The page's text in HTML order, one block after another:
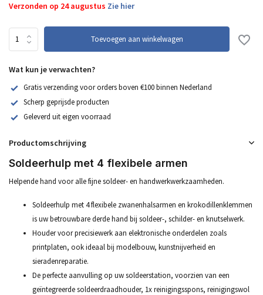
Verzonden op 24 augustus Zie hier
Toevoegen aan winkelwagen
Wat kun je verwachten?
Gratis verzending voor orders boven €100 binnen Nederland
Scherp geprijsde producten
Geleverd uit eigen voorraad
Productomschrijving
Soldeerhulp met 4 flexibele armen
Helpende hand voor alle fijne soldeer- en handwerkwerkzaamheden.
Soldeerhulp met 4 flexibele zwanenhalsarmen en krokodillenklemmen
is uw betrouwbare derde hand bij soldeer-, schilder- en knutselwerk.
Houder voor precisiewerk aan elektronische onderdelen zoals
printplaten, ook ideaal bij modelbouw, kunstnijverheid en
sieradenreparatie.
De perfecte aanvulling op uw soldeerstation, voorzien van een
geïntegreerde soldeerdraadhouder, 1x reinigingsspons, reinigingswol